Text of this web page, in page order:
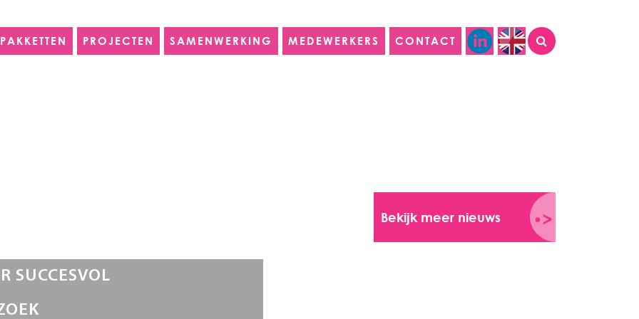
PROJECTEN SAMENWERKING MEDEWERKERS CONTACT
SUCCESVOL
Bekijk meer nieuws